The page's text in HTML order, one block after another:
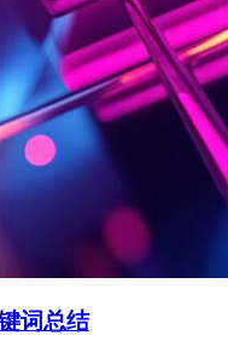
词总结